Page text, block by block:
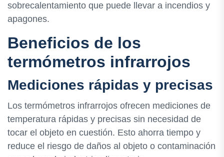
sobrecalentamiento que puede llevar a incendios y
apagones.
Beneficios de los
termómetros infrarrojos
Mediciones rápidas y precisas
Los termómetros infrarrojos ofrecen mediciones de
temperatura rápidas y precisas sin necesidad de
tocar el objeto en cuestión. Esto ahorra tiempo y
reduce el riesgo de daños al objeto o contaminación